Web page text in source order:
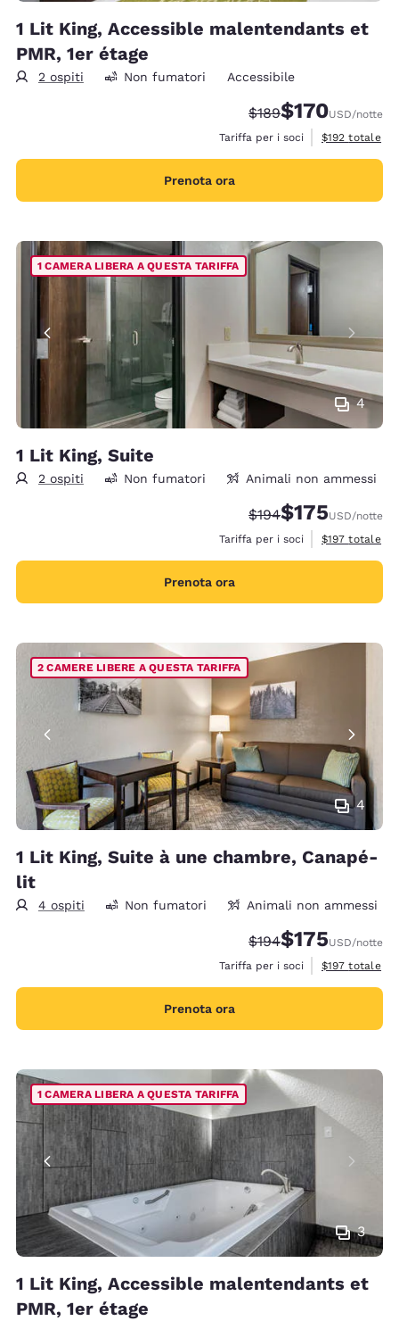
1 Lit King, Accessible malentendants et
PMR, 1er étage
2 ospiti Non fumatori Accessibile
Tariffa di barratura:
$189Tariffa scontata:
$170USD/notte
Tariffa per i soci
Visualizza i
$192 totale
Prenota ora
4
1 CAMERA LIBERA A QUESTA TARIFFA
1 Lit King, Suite
2 ospiti Non fumatori Animali non ammessi
Tariffa di barratura:
$194Tariffa scontata:
$175USD/notte
Tariffa per i soci
Visualizza i
$197 totale
Prenota ora
4
2 CAMERE LIBERE A QUESTA TARIFFA
1 Lit King, Suite à une chambre, Canapé-
lit
4 ospiti Non fumatori Animali non ammessi
Tariffa di barratura:
$194Tariffa scontata:
$175USD/notte
Tariffa per i soci
Visualizza i
$197 totale
Prenota ora
3
1 CAMERA LIBERA A QUESTA TARIFFA
1 Lit King, Accessible malentendants et
PMR, 1er étage